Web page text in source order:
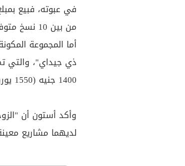
من بين 10 نسخ متوفرة
أما المجموعة
1400 جنيه (1550 يورو)
وأكد أستون أن
لديهما مشاريع